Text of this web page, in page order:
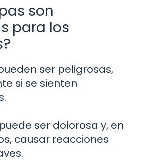
son
para los
ser peligrosas,
si se sienten
ser dolorosa y, en
causar reacciones